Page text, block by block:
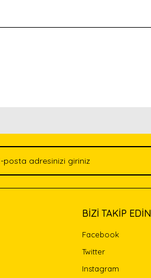
BİZİ TAKİP EDİN
Facebook
Twitter
Instagram